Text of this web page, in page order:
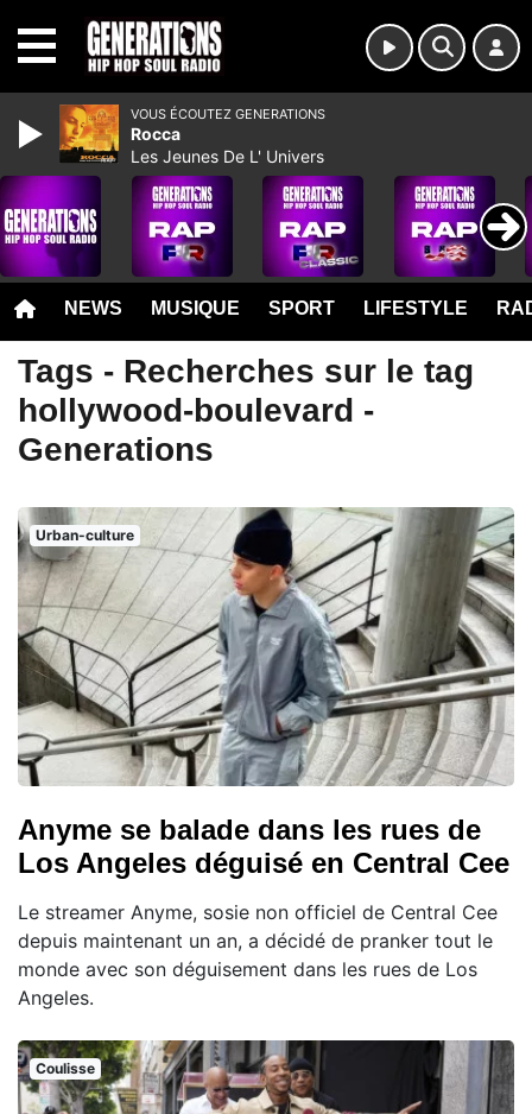
NEWS MUSIQUE SPORT LIFESTYLE
Tags - Recherches sur le tag
hollywood-boulevard -
Generations
Urban-culture
Anyme se balade dans les rues de
Los Angeles déguisé en Central Cee
Le streamer Anyme, sosie non officiel de Central Cee
depuis maintenant un an, a décidé de pranker tout le
monde avec son déguisement dans les rues de Los
Angeles.
Coulisse
VOUS ÉCOUTEZ GENERATIONS
Rocca
Les Jeunes De L' Univers